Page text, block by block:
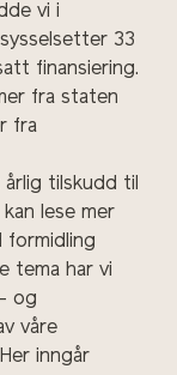
vi i
33
finansiering.
fra staten
fra
tilskudd til
lese mer
formidling
tema har vi
og
våre
inngår